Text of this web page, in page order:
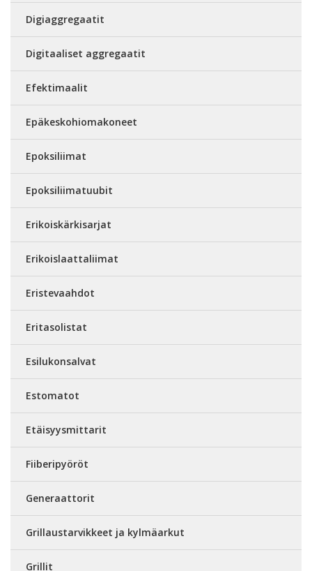
Digiaggregaatit
Digitaaliset aggregaatit
Efektimaalit
Epäkeskohiomakoneet
Epoksiliimat
Epoksiliimatuubit
Erikoiskärkisarjat
Erikoislaattaliimat
Eristevaahdot
Eritasolistat
Esilukonsalvat
Estomatot
Etäisyysmittarit
Fiiberipyöröt
Generaattorit
Grillaustarvikkeet ja kylmäarkut
Grillit